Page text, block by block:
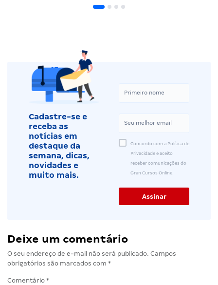
Cadastre-se e
receba as
notícias em
destaque da
semana, dicas,
novidades e
muito mais.
Concordo com a Política de
Privacidade e aceito
receber comunicações do
Gran Cursos Online.
Deixe um comentário
O seu endereço de e-mail não será publicado. Campos
obrigatórios são marcados com *
Comentário *